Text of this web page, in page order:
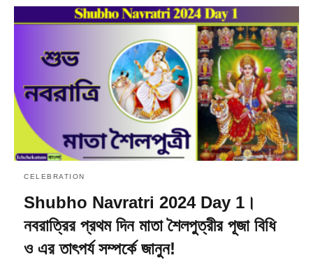
CELEBRATION
Shubho Navratri 2024 Day 1।
নবরাত্রির প্রথম দিন মাতা শৈলপুত্রীর পূজা বিধি
ও এর তাৎপর্য সম্পর্কে জানুন!